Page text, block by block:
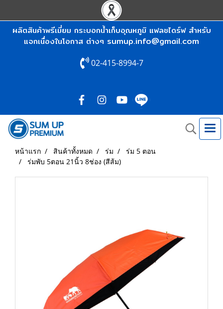
ผลิตสินค้าพรีเมี่ยม กระบอกน้ำเก็บอุณหภูมิ แฟลชไดร์ฟ สำหรับ
แจกเนื่องในโอกาส ต่างๆ sumup.info@gmail.com
02-415-8994-7
หน้าแรก สินค้าทั้งหมด ร่ม
ร่ม 5 ตอน
ร่มพับ 5ตอน 21นิ้ว 8ช่อง (สีส้ม)